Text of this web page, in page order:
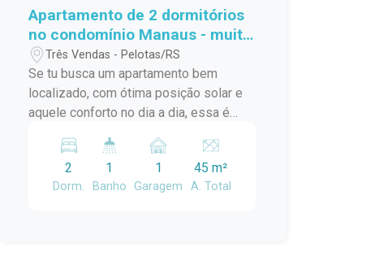
Apartamento de 2 dormitórios
no condomínio Manaus - muito
bem iluminado!
Três Vendas - Pelotas/RS
Se tu busca um apartamento bem
localizado, com ótima posição solar e
aquele conforto no dia a dia, essa é
Localizado no Condomínio Manaus, no
Sítio Floresta, esse apartamento conta
com 2 dormitórios, ambientes bem
2
Dorm.
1
Banho
1
Garagem
45 m²
A. Total